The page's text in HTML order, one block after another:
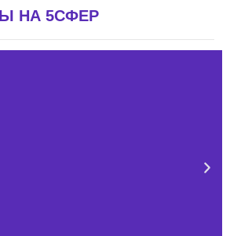
НА 5СФЕР